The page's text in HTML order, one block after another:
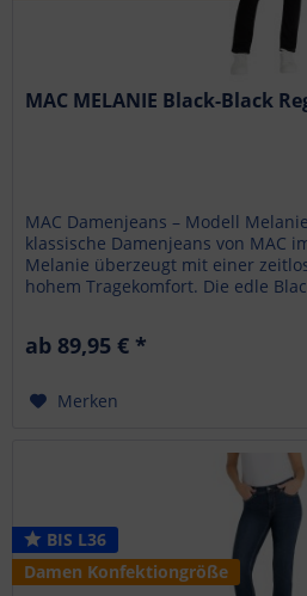
MAC MELANIE Black-Black
MAC Damenjeans – Modell
klassische Damenjeans von MAC
Melanie überzeugt mit einer
hohem Tragekomfort. Die edle
ab 89,95 € *
Merken
BIS L36
Damen Konfektiongröße